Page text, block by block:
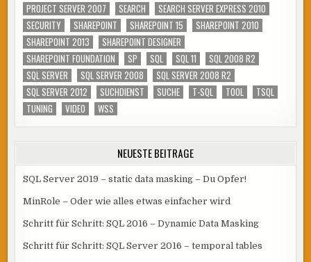
PROJECT SERVER 2007
SEARCH
SEARCH SERVER EXPRESS 2010
SECURITY
SHAREPOINT SHAREPOINT 15
SHAREPOINT 2010
SHAREPOINT 2013
SHAREPOINT DESIGNER
SHAREPOINT FOUNDATION
SP SQL SQL 11
SQL 2008 R2
SQL SERVER
SQL SERVER 2008
SQL SERVER 2008 R2
SQL SERVER 2012
SUCHDIENST SUCHE T-SQL TOOL
TSQL
TUNING
VIDEO WSS
NEUESTE BEITRÄGE
SQL Server 2019 – static data masking – Du Opfer!
MinRole – Oder wie alles etwas einfacher wird
Schritt für Schritt: SQL 2016 – Dynamic Data Masking
Schritt für Schritt: SQL Server 2016 – temporal tables